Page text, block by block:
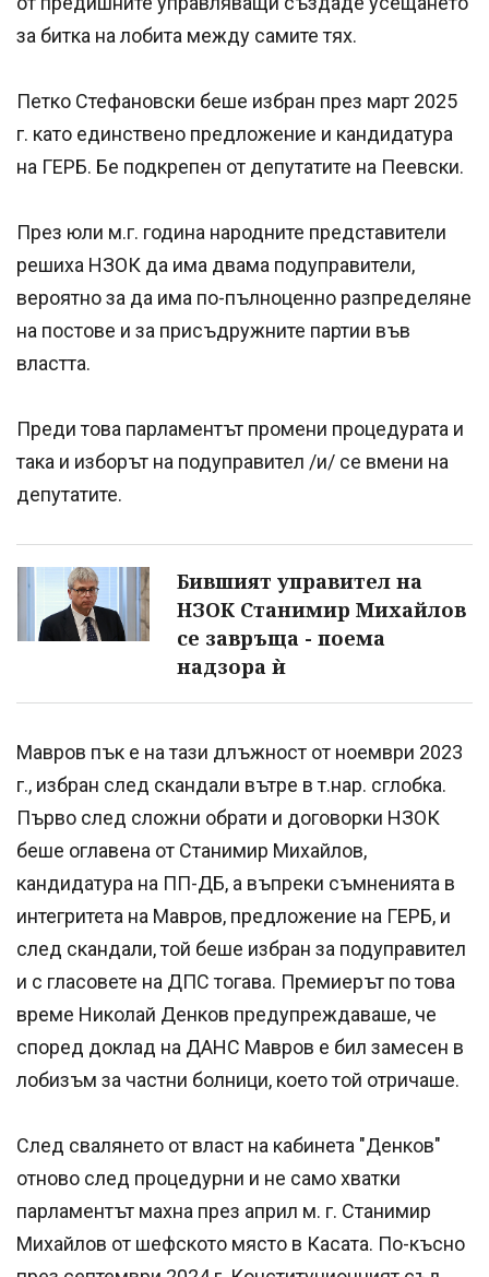
за битка на лобита между самите тях.
Петко Стефановски беше избран през март 2025
г. като единствено предложение и кандидатура
на ГЕРБ. Бе подкрепен от депутатите на Пеевски.
През юли м.г. година народните представители
решиха НЗОК да има двама подуправители,
вероятно за да има по-пълноценно разпределяне
на постове и за присъдружните партии във
властта.
Преди това парламентът промени процедурата и
така и изборът на подуправител /и/ се вмени на
депутатите.
Бившият управител на
НЗОК Станимир Михайлов
се завръща - поема
надзора ѝ
Мавров пък е на тази длъжност от ноември 2023
г., избран след скандали вътре в т.нар. сглобка.
Първо след сложни обрати и договорки НЗОК
беше оглавена от Станимир Михайлов,
кандидатура на ПП-ДБ, а въпреки съмненията в
интегритета на Мавров, предложение на ГЕРБ, и
след скандали, той беше избран за подуправител
и с гласовете на ДПС тогава. Премиерът по това
време Николай Денков предупреждаваше, че
според доклад на ДАНС Мавров е бил замесен в
лобизъм за частни болници, което той отричаше.
След свалянето от власт на кабинета "Денков"
отново след процедурни и не само хватки
парламентът махна през април м. г. Станимир
Михайлов от шефското място в Касата. По-късно